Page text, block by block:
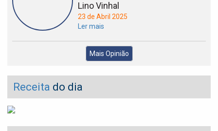
Lino Vinhal
23 de Abril 2025
Ler mais
Mais Opinião
Receita do dia